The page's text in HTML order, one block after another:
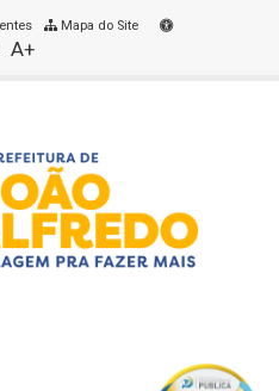
Mapa do Site
A+